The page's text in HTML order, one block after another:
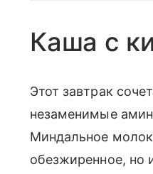
Каша с
Этот завтрак
незаменимые
Миндальное
обезжиренное, но